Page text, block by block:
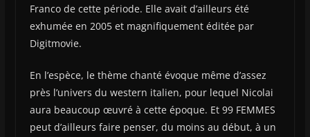
Franco de cette période. Elle avait d’ailleurs été
exhumée en 2005 et magnifiquement éditée par
Digitmovie.
En l’espèce, le thème chanté évoque même d’assez
près l’univers du western italien, pour lequel Nicolai
aura beaucoup œuvré à cette époque. Et 99 FEMMES
peut d’ailleurs faire penser, du moins au début, à un